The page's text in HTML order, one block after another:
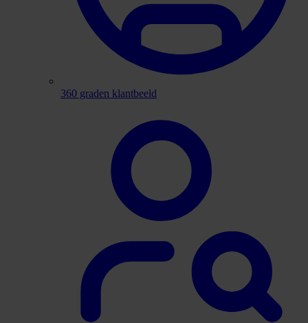
360 graden klantbeeld